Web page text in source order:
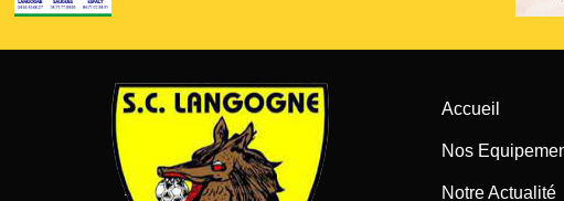
Accueil
Nos
Notre Actualité